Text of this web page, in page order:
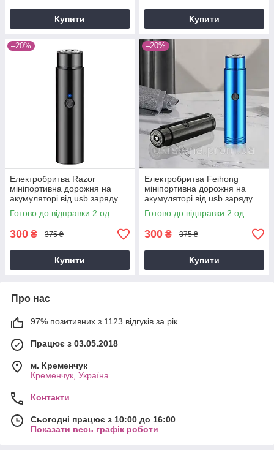
Купити Купити
–20%
Електробритва Razor
мініпортивна дорожня на
акумуляторі від usb заряду
Готово до відправки 2 од.
300 ₴ 375 ₴
Купити
–20%
Електробритва Feihong
мініпортивна дорожня на
акумуляторі від usb заряду
Чорна
Готово до відправки 2 од.
300 ₴ 375 ₴
Купити
Про нас
97% позитивних з 1123 відгуків за рік
Працює з 03.05.2018
м. Кременчук
Кременчук, Україна
Контакти
Сьогодні працює з 10:00 до 16:00
Показати весь графік роботи